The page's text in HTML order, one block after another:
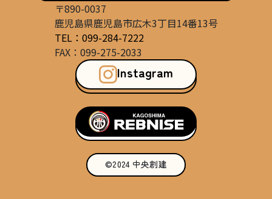
〒890-0037
鹿児島県鹿児島市広木3丁目14番13号
TEL：099-284-7222
FAX：099-275-2033
Instagram
©2024 中央創建